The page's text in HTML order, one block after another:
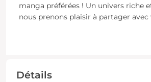
manga préférées ! Un univers riche
nous prenons plaisir à partager avec
Détails